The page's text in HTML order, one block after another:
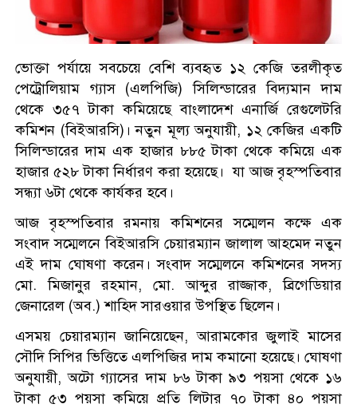
ভোক্তা পর্যায়ে সবচেয়ে বেশি ব্যবহৃত ১২ কেজি তরলীকৃত
পেট্রোলিয়াম গ্যাস (এলপিজি) সিলিন্ডারের বিদ্যমান দাম
থেকে ৩৫৭ টাকা কমিয়েছে বাংলাদেশ এনার্জি রেগুলেটরি
কমিশন (বিইআরসি)। নতুন মূল্য অনুযায়ী, ১২ কেজির একটি
সিলিন্ডারের দাম এক হাজার ৮৮৫ টাকা থেকে কমিয়ে এক
হাজার ৫২৮ টাকা নির্ধারণ করা হয়েছে। যা আজ বৃহস্পতিবার
সন্ধ্যা ৬টা থেকে কার্যকর হবে।
আজ বৃহস্পতিবার রমনায় কমিশনের সম্মেলন কক্ষে এক
সংবাদ সম্মেলনে বিইআরসি চেয়ারম্যান জালাল আহমেদ নতুন
এই দাম ঘোষণা করেন। সংবাদ সম্মেলনে কমিশনের সদস্য
মো. মিজানুর রহমান, মো. আব্দুর রাজ্জাক, ব্রিগেডিয়ার
জেনারেল (অব.) শাহিদ সারওয়ার উপস্থিত ছিলেন।
এসময় চেয়ারম্যান জানিয়েছেন, আরামকোর জুলাই মাসের
সৌদি সিপির ভিত্তিতে এলপিজির দাম কমানো হয়েছে। ঘোষণা
অনুযায়ী, অটো গ্যাসের দাম ৮৬ টাকা ৯৩ পয়সা থেকে ১৬
টাকা ৫৩ পয়সা কমিয়ে প্রতি লিটার ৭০ টাকা ৪০ পয়সা